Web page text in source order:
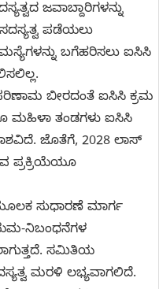
ಜವಾಬ್ದಾರಿಗಳನ್ನು
ಪಡೆಯಲು
ಬಗೆಹರಿಸಲು ಐಸಿಸಿ
ಬೀರದಂತೆ ಐಸಿಸಿ ಕ್ರಮ
ಮಹಿಳಾ ತಂಡಗಳು ಐಸಿಸಿ
ಜೊತೆಗೆ, 2028 ಲಾಸ್
ಪ್ರಕ್ರಿಯೆಯೂ
ಸುಧಾರಣೆ ಮಾರ್ಗ
ನಿಬಂಧನೆಗಳ
ಸಮಿತಿಯ
ಮರಳಿ ಲಭ್ಯವಾಗಲಿದೆ.